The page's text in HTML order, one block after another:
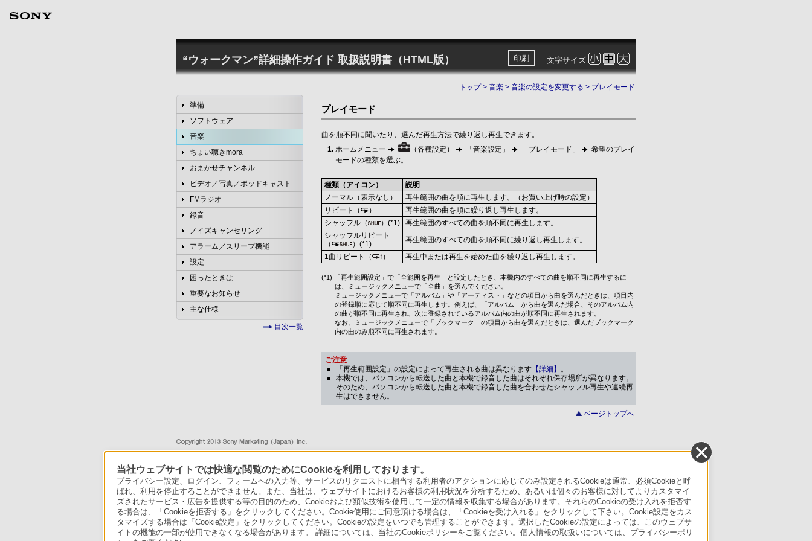
“ウォークマン”詳細操作ガイド 取扱説明書（HTML版） 文字サイズ
印刷
準備
ソフトウェア
音楽
ちょい聴きmora
おまかせチャンネル
ビデオ／写真／ポッドキャスト
FMラジオ
録音
ノイズキャンセリング
アラーム／スリープ機能
設定
困ったときは
重要なお知らせ
主な仕様
目次一覧
トップ> 音楽 > 音楽の設定を変更する > プレイモード
プレイモード
曲を順不同に聞いたり、選んだ再生方法で繰り返し再生できます。
ホームメニュー
（各種設定） 「音楽設定」 「プレイモード」
希望のプレイ
モードの種類を選ぶ。
種類（アイコン）
説明
ノーマル（表示なし）
再生範囲の曲を順に再生します。（お買い上げ時の設定）
リピート（
）
再生範囲の曲を順に繰り返し再生します。
シャッフル（
）(*1)
再生範囲のすべての曲を順不同に再生します。
シャッフルリピート
（
）(*1)
再生範囲のすべての曲を順不同に繰り返し再生します。
1曲リピート（ ） 再生中または再生を始めた曲を繰り返し再生します。
(*1) 「再生範囲設定」で「全範囲を再生」と設定したとき、本機内のすべての曲を順不同に再生するに
は、ミュージックメニューで「全曲」を選んでください。
ミュージックメニューで「アルバム」や「アーティスト」などの項目から曲を選んだときは、項目内
の登録順に応じて順不同に再生します。例えば、「アルバム」から曲を選んだ場合、そのアルバム内
の曲が順不同に再生され、次に登録されているアルバム内の曲が順不同に再生されます。
なお、ミュージックメニューで「ブックマーク」の項目から曲を選んだときは、選んだブックマーク
内の曲のみ順不同に再生されます。
ご注意
「再生範囲設定」の設定によって再生される曲は異なります 【詳細】
。
本機では、パソコンから転送した曲と本機で録音した曲はそれぞれ保存場所が異なります。
そのため、パソコンから転送した曲と本機で録音した曲を合わせたシャッフル再生や連続再
生はできません。
ページトップへ
当社ウェブサイトでは快適な閲覧のためにCookieを利用しております。
プライバシー設定、ログイン、フォームへの入力等、サービスのリクエストに相当する利用者のアクションに応じてのみ設定されるCookieは通常、必須Cookieと呼
ばれ、利用を停止することができません。また、当社は、ウェブサイトにおけるお客様の利用状況を分析するため、あるいは個々のお客様に対してよりカスタマイ
ズされたサービス・広告を提供する等の目的のため、Cookieおよび類似技術を使用して一定の情報を収集する場合があります。それらのCookieの受け入れを拒否す
る場合は、「Cookieを拒否する」をクリックしてください。Cookie使用にご同意頂ける場合は、「Cookieを受け入れる」をクリックして下さい。Cookie設定をカス
タマイズする場合は「Cookie設定」をクリックしてください。Cookieの設定をいつでも管理することができます。選択したCookieの設定によっては、このウェブサ
イトの機能の一部が使用できなくなる場合があります。 詳細については、当社のCookieポリシーをご覧ください。個人情報の取扱いについては、プライバシーポリ